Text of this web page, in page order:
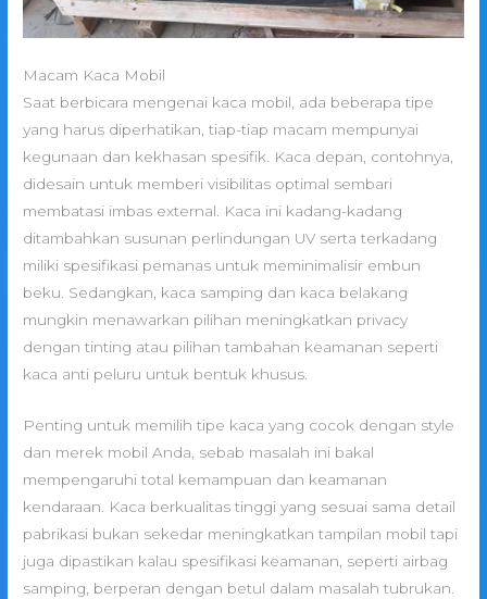
Macam Kaca Mobil
Saat berbicara mengenai kaca mobil, ada beberapa tipe
yang harus diperhatikan, tiap-tiap macam mempunyai
kegunaan dan kekhasan spesifik. Kaca depan, contohnya,
didesain untuk memberi visibilitas optimal sembari
membatasi imbas external. Kaca ini kadang-kadang
ditambahkan susunan perlindungan UV serta terkadang
miliki spesifikasi pemanas untuk meminimalisir embun
beku. Sedangkan, kaca samping dan kaca belakang
mungkin menawarkan pilihan meningkatkan privacy
dengan tinting atau pilihan tambahan keamanan seperti
kaca anti peluru untuk bentuk khusus.
Penting untuk memilih tipe kaca yang cocok dengan style
dan merek mobil Anda, sebab masalah ini bakal
mempengaruhi total kemampuan dan keamanan
kendaraan. Kaca berkualitas tinggi yang sesuai sama detail
pabrikasi bukan sekedar meningkatkan tampilan mobil tapi
juga dipastikan kalau spesifikasi keamanan, seperti airbag
samping, berperan dengan betul dalam masalah tubrukan.